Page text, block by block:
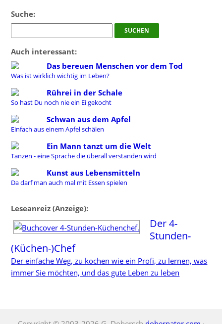
Suche:
Auch interessant:
Das bereuen Menschen vor dem Tod
Was ist wirklich wichtig im Leben?
Rührei in der Schale
So hast Du noch nie ein Ei gekocht
Schwan aus dem Apfel
Einfach aus einem Apfel schälen
Ein Mann tanzt um die Welt
Tanzen - eine Sprache die überall verstanden wird
Kunst aus Lebensmitteln
Da darf man auch mal mit Essen spielen
Leseanreiz (Anzeige):
Der 4-
Stunden-
(Küchen-)Chef
Der einfache Weg, zu kochen wie ein Profi, zu lernen, was
immer Sie möchten, und das gute Leben zu leben